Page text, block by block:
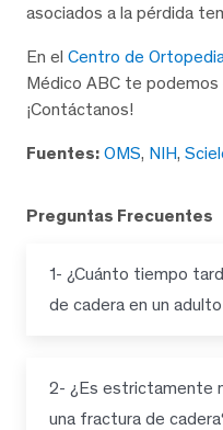
asociados a la pérdida
En el Centro de
Médico ABC te
¡Contáctanos!
Fuentes: OMS, NIH,
Preguntas Frecuentes
1- ¿Cuánto tiempo
de cadera en un
2- ¿Es estrictamente
una fractura de